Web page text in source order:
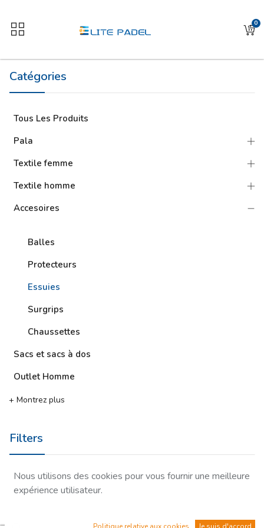
0
Catégories
Tous Les Produits
Pala
Textile femme
Textile homme
Accesoires
Balles
Protecteurs
Essuies
Surgrips
Chaussettes
Sacs et sacs à dos
Outlet Homme
+ Montrez plus
Filters
Marques
Nous utilisons des cookies pour vous fournir une meilleure
expérience utilisateur.